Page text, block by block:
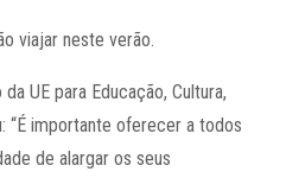
viajar neste verão.
UE para Educação, Cultura,
“É importante oferecer a todos
de alargar os seus